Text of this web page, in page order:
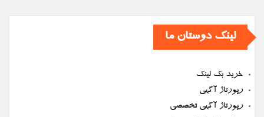
لینک دوستان ما
خرید بک لینک
رپورتاژ آگهی
رپورتاژ آگهی تخصصی